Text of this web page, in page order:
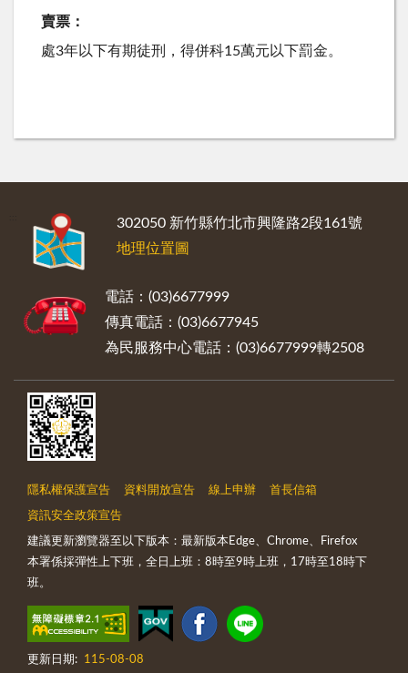
賣票：
處3年以下有期徒刑，得併科15萬元以下罰金。
302050 新竹縣竹北市興隆路2段161號
地理位置圖
電話：(03)6677999
傳真電話：(03)6677945
為民服務中心電話：(03)6677999轉2508
隱私權保護宣告 資料開放宣告 線上申辦 首長信箱
資訊安全政策宣告
建議更新瀏覽器至以下版本：最新版本Edge、Chrome、Firefox
本署係採彈性上下班，全日上班：8時至9時上班，17時至18時下
班。
更新日期: 115-08-08